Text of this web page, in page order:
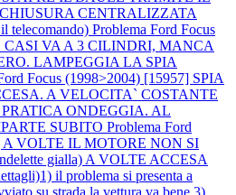
CENTRALIZZATA
telecomando) Problema Ford Focus
CASI VA A 3 CILINDRI, MANCA
LAMPEGGIA LA SPIA
Focus (1998>2004) [15957] SPIA
A VELOCITA` COSTANTE
ONDEGGIA. AL
SUBITO Problema Ford
A VOLTE IL MOTORE NON SI
gialla) A VOLTE ACCESA
il problema si presenta a
su strada la vettura va bene 3)